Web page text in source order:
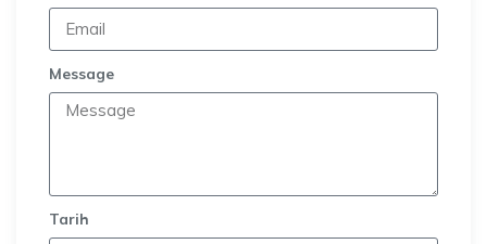
Message
Tarih